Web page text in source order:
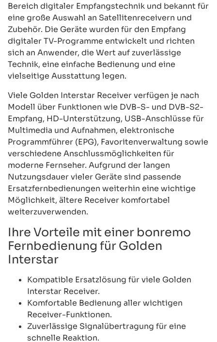
Bereich digitaler Empfangstechnik und bekannt für
eine große Auswahl an Satellitenreceivern und
Zubehör. Die Geräte wurden für den Empfang
digitaler TV-Programme entwickelt und richten
sich an Anwender, die Wert auf zuverlässige
Technik, eine einfache Bedienung und eine
vielseitige Ausstattung legen.
Viele Golden Interstar Receiver verfügen je nach
Modell über Funktionen wie DVB-S- und DVB-S2-
Empfang, HD-Unterstützung, USB-Anschlüsse für
Multimedia und Aufnahmen, elektronische
Programmführer (EPG), Favoritenverwaltung sowie
verschiedene Anschlussmöglichkeiten für
moderne Fernseher. Aufgrund der langen
Nutzungsdauer vieler Geräte sind passende
Ersatzfernbedienungen weiterhin eine wichtige
Möglichkeit, ältere Receiver komfortabel
weiterzuverwenden.
Ihre Vorteile mit einer bonremo
Fernbedienung für Golden
Interstar
Kompatible Ersatzlösung für viele Golden
Interstar Receiver.
Komfortable Bedienung aller wichtigen
Receiver-Funktionen.
Zuverlässige Signalübertragung für eine
schnelle Reaktion.